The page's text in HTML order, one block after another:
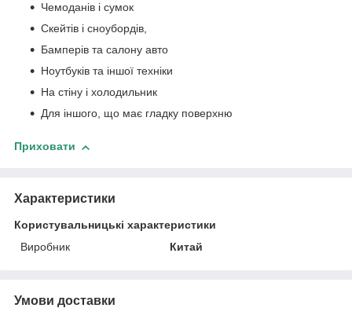
Чемоданів і сумок
Скейтів і сноубордів,
Бамперів та салону авто
Ноутбуків та іншої техніки
На стіну і холодильник
Для іншого, що має гладку поверхню
Приховати
Характеристики
Користувальницькі характеристики
Виробник
Китай
Умови доставки